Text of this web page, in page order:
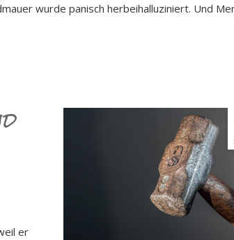
wurde panisch herbeihalluziniert. Und
er